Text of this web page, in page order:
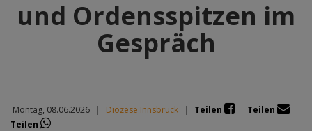
und Ordensspitzen im
Gespräch
Montag, 08.06.2026 | Diözese Innsbruck | Teilen
Teilen
Teilen